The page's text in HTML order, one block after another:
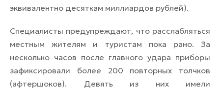
эквивалентно десяткам миллиардов рублей).
Специалисты предупреждают, что расслабляться
местным жителям и туристам пока рано. За
несколько часов после главного удара приборы
зафиксировали более 200 повторных толчков
(афтершоков). Девять из них имели